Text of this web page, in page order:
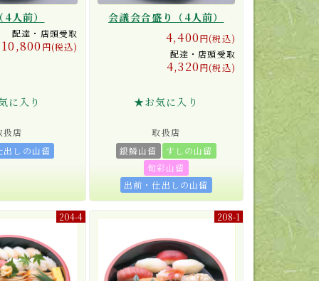
人前）
配達・店頭受取
10,800 円(税込)
に入り
扱店
出しの山留
会議会合盛り（4人前）
4,400円(税込)
配達・店頭受取
4,320円(税込)
★お気に入り
取扱店
銀鱗山留
すしの山留
旬彩山留
出前・仕出しの山留
204-4 208-1